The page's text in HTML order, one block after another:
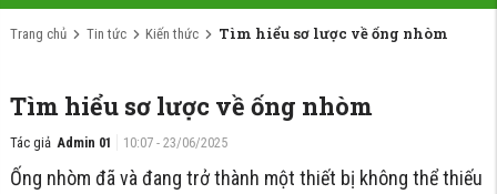
Trang chủ Tin tức Kiến thức Tìm hiểu sơ lược về ống nhòm
Tìm hiểu sơ lược về ống nhòm
Tác giả Admin 01 10:07 - 23/06/2025
Ống nhòm đã và đang trở thành một thiết bị không thể thiếu